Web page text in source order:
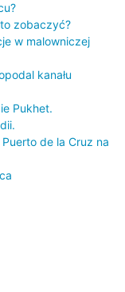
zobaczyć?
w malowniczej
kanału
Pukhet.
de la Cruz na